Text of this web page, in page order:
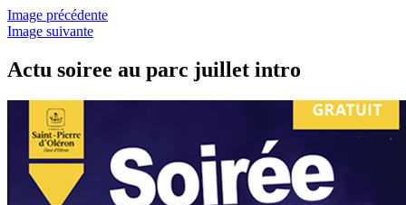
Image précédente
Image suivante
Actu soiree au parc juillet intro